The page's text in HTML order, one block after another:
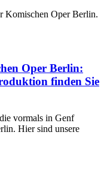
Komischen Oper Berlin.
Oper Berlin:
finden Sie
vormals in Genf
Hier sind unsere